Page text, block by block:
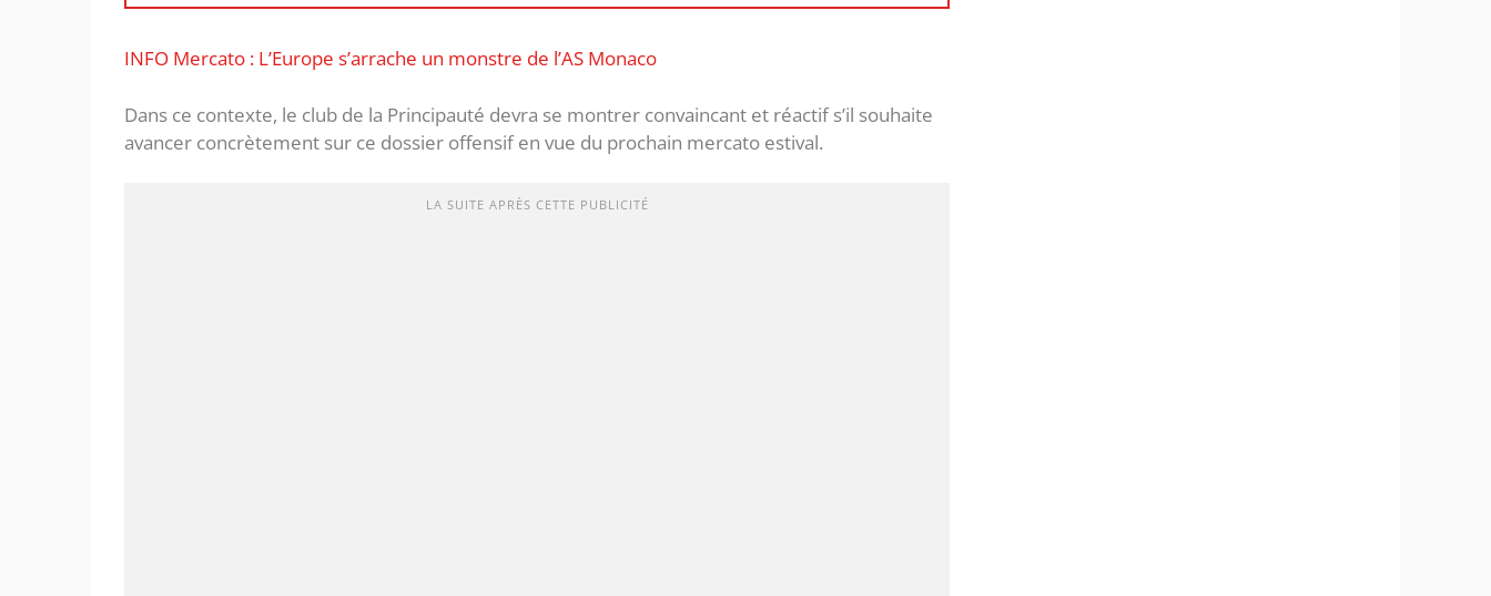
INFO Mercato : L’Europe s’arrache un monstre de l’AS Monaco
Dans ce contexte, le club de la Principauté devra se montrer convaincant et réactif s’il souhaite
avancer concrètement sur ce dossier offensif en vue du prochain mercato estival.
LA SUITE APRÈS CETTE PUBLICITÉ